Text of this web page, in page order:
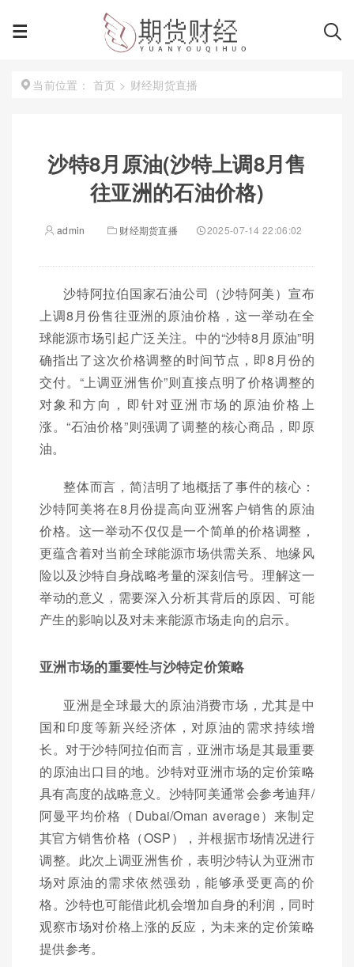
当前位置： 首页 > 财经期货直播
沙特8月原油(沙特上调8月售
往亚洲的石油价格)
admin 财经期货直播 2025-07-14 22:06:02
沙特阿拉伯国家石油公司（沙特阿美）宣布
上调8月份售往亚洲的原油价格，这一举动在全
球能源市场引起广泛关注。中的“沙特8月原油”明
确指出了这次价格调整的时间节点，即8月份的
交付。“上调亚洲售价”则直接点明了价格调整的
对象和方向，即针对亚洲市场的原油价格上
涨。“石油价格”则强调了调整的核心商品，即原
油。
整体而言，简洁明了地概括了事件的核心：
沙特阿美将在8月份提高向亚洲客户销售的原油
价格。这一举动不仅仅是一个简单的价格调整，
更蕴含着对当前全球能源市场供需关系、地缘风
险以及沙特自身战略考量的深刻信号。理解这一
举动的意义，需要深入分析其背后的原因、可能
产生的影响以及对未来能源市场走向的启示。
亚洲市场的重要性与沙特定价策略
亚洲是全球最大的原油消费市场，尤其是中
国和印度等新兴经济体，对原油的需求持续增
长。对于沙特阿拉伯而言，亚洲市场是其最重要
的原油出口目的地。沙特对亚洲市场的定价策略
具有高度的战略意义。沙特阿美通常会参考迪拜/
阿曼平均价格（Dubai/Oman average）来制定
其官方销售价格（OSP），并根据市场情况进行
调整。此次上调亚洲售价，表明沙特认为亚洲市
场对原油的需求依然强劲，能够承受更高的价
格。沙特也可能借此机会增加自身的利润，同时
观察市场对价格上涨的反应，为未来的定价策略
提供参考。